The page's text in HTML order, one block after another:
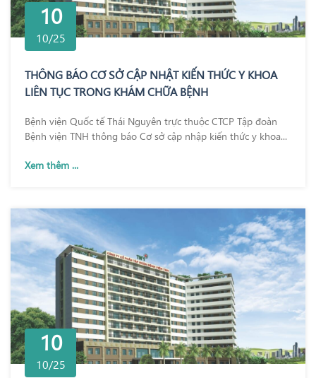
10
10/25
THÔNG BÁO CƠ SỞ CẬP NHẬT KIẾN THỨC Y KHOA
LIÊN TỤC TRONG KHÁM CHỮA BỆNH
Bệnh viện Quốc tế Thái Nguyên trực thuộc CTCP Tập đoàn
Bệnh viện TNH thông báo Cơ sở cập nhập kiến thức y khoa...
Xem thêm ...
10
10/25